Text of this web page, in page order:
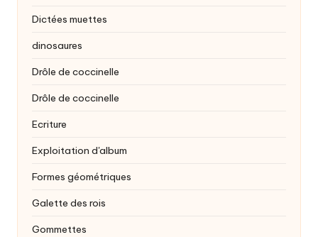
Dictées muettes
dinosaures
Drôle de coccinelle
Drôle de coccinelle
Ecriture
Exploitation d'album
Formes géométriques
Galette des rois
Gommettes